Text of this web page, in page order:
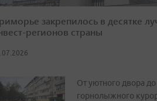
закрепилось в десятке
регионов страны
От уютного двора до
горнолыжного